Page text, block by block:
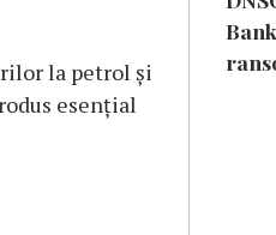
la petrol și
esențial